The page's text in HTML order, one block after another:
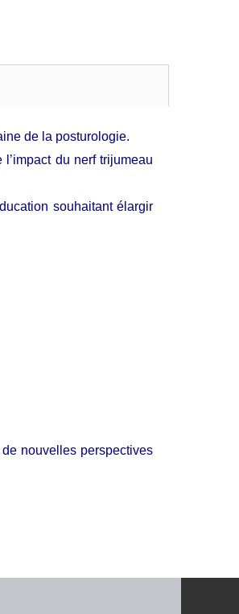
de la posturologie.
du nerf trijumeau
souhaitant élargir
nouvelles perspectives